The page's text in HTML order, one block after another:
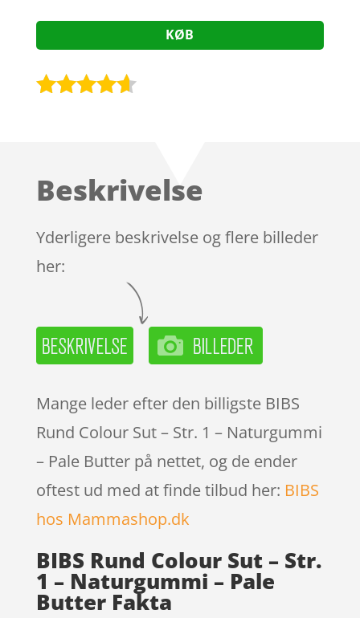
KØB
på
mmelser
Beskrivelse
Yderligere beskrivelse og flere billeder
her:
Mange leder efter den billigste BIBS
Rund Colour Sut – Str. 1 – Naturgummi
– Pale Butter på nettet, og de ender
oftest ud med at finde tilbud her: BIBS
hos Mammashop.dk
BIBS Rund Colour Sut – Str.
1 – Naturgummi – Pale
Butter Fakta